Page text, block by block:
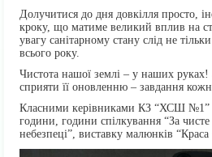
Долучитися до дня довкілля просто,
кроку, що матиме великий вплив на
увагу санітарному стану слід не
всього року.
Чистота нашої землі – у наших руках!
сприяти її оновленню – завдання
Класними керівниками КЗ “ХСШ №1”
години, години спілкування “За
небезпеці”, виставку малюнків